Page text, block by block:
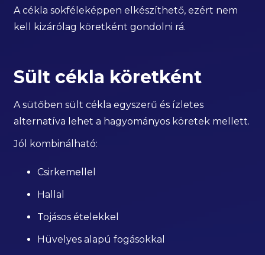
A cékla sokféleképpen elkészíthető, ezért nem
kell kizárólag köretként gondolni rá.
Sült cékla köretként
A sütőben sült cékla egyszerű és ízletes
alternatíva lehet a hagyományos köretek mellett.
Jól kombinálható:
Csirkemellel
Hallal
Tojásos ételekkel
Hüvelyes alapú fogásokkal